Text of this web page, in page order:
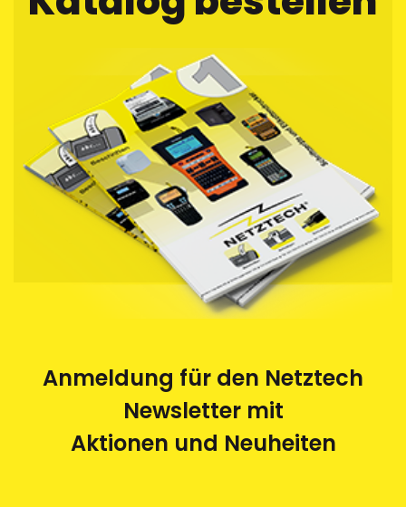
Anmeldung für den Netztech
Newsletter mit
Aktionen und Neuheiten